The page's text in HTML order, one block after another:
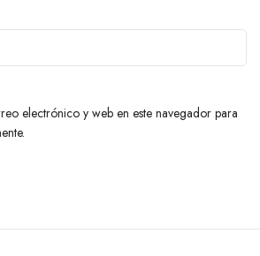
electrónico y web en este navegador para